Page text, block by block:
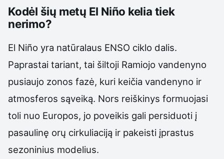
Kodėl šių metų El Niño kelia tiek
nerimo?
El Niño yra natūralaus ENSO ciklo dalis.
Paprastai tariant, tai šiltoji Ramiojo vandenyno
pusiaujo zonos fazė, kuri keičia vandenyno ir
atmosferos sąveiką. Nors reiškinys formuojasi
toli nuo Europos, jo poveikis gali persiduoti į
pasaulinę orų cirkuliaciją ir pakeisti įprastus
sezoninius modelius.